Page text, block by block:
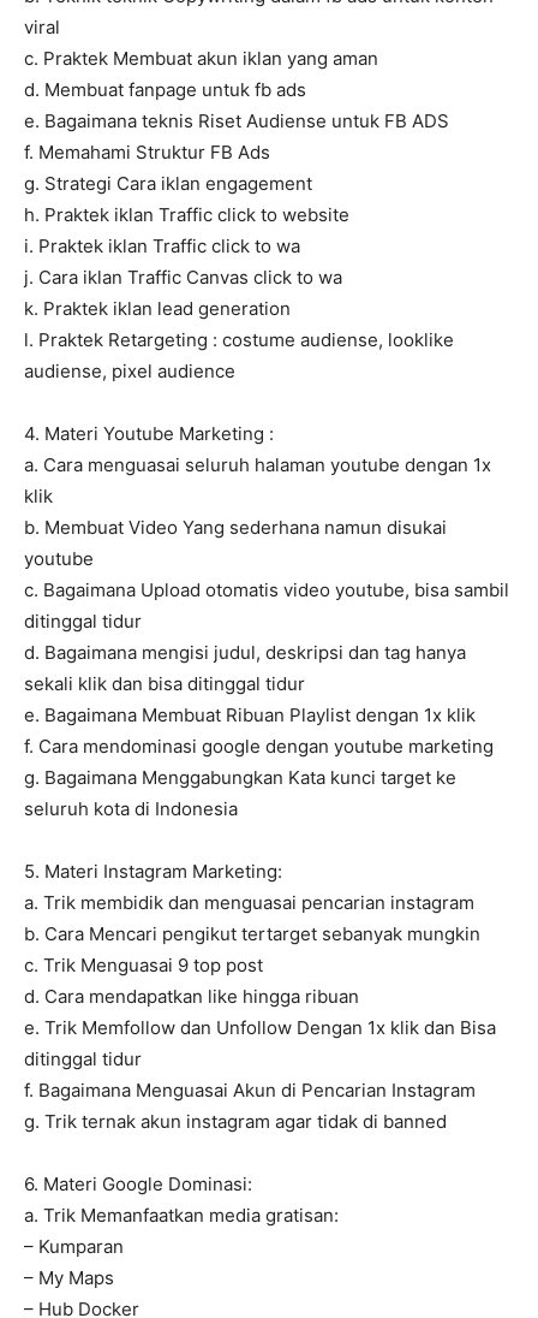
viral
c. Praktek Membuat akun iklan yang aman
d. Membuat fanpage untuk fb ads
e. Bagaimana teknis Riset Audiense untuk FB ADS
f. Memahami Struktur FB Ads
g. Strategi Cara iklan engagement
h. Praktek iklan Traffic click to website
i. Praktek iklan Traffic click to wa
j. Cara iklan Traffic Canvas click to wa
k. Praktek iklan lead generation
l. Praktek Retargeting : costume audiense, looklike
audiense, pixel audience
4. Materi Youtube Marketing :
a. Cara menguasai seluruh halaman youtube dengan 1x
klik
b. Membuat Video Yang sederhana namun disukai
youtube
c. Bagaimana Upload otomatis video youtube, bisa sambil
ditinggal tidur
d. Bagaimana mengisi judul, deskripsi dan tag hanya
sekali klik dan bisa ditinggal tidur
e. Bagaimana Membuat Ribuan Playlist dengan 1x klik
f. Cara mendominasi google dengan youtube marketing
g. Bagaimana Menggabungkan Kata kunci target ke
seluruh kota di Indonesia
5. Materi Instagram Marketing:
a. Trik membidik dan menguasai pencarian instagram
b. Cara Mencari pengikut tertarget sebanyak mungkin
c. Trik Menguasai 9 top post
d. Cara mendapatkan like hingga ribuan
e. Trik Memfollow dan Unfollow Dengan 1x klik dan Bisa
ditinggal tidur
f. Bagaimana Menguasai Akun di Pencarian Instagram
g. Trik ternak akun instagram agar tidak di banned
6. Materi Google Dominasi:
a. Trik Memanfaatkan media gratisan:
– Kumparan
– My Maps
– Hub Docker